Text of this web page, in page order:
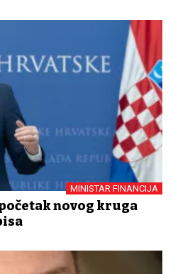
MINISTAR FINANCIJA
novog kruga